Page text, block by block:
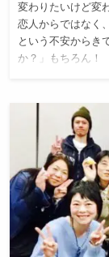
変わりたいけど変
恋人からではなく
という不安からき
か？」もちろん！